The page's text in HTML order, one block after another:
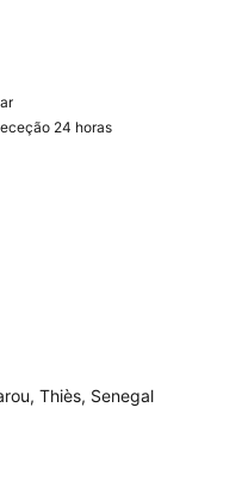
24 horas
Thiès, Senegal